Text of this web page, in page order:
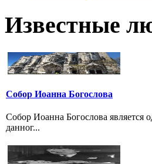
Известные
Собор Иоанна Богослова
Собор Иоанна Богослова является
данног...